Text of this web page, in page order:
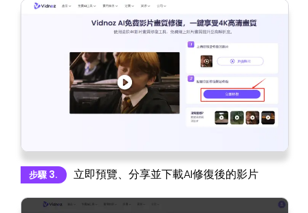
步驟 3. 立即預覽、分享並下載AI修復後的影片